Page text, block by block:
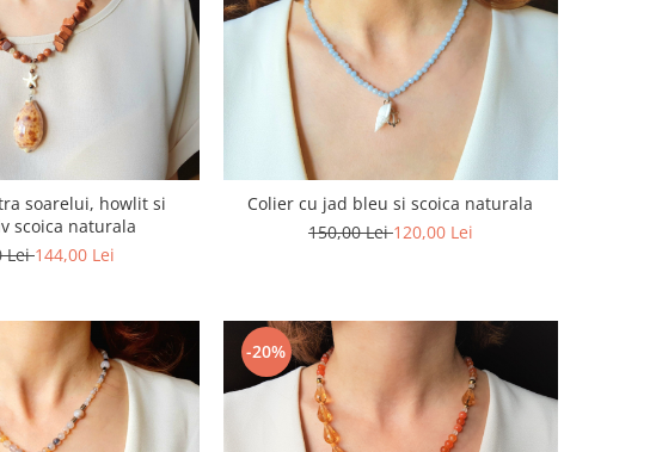
soarelui, howlit si
scoica naturala
Lei144,00 Lei
Colier cu jad bleu si scoica naturala
150,00 Lei120,00 Lei
-20%